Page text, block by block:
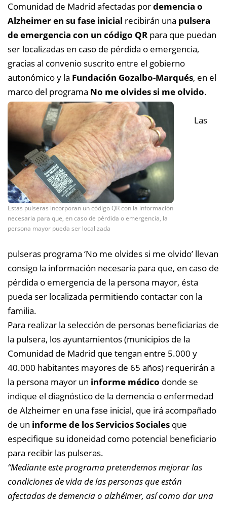
Comunidad de Madrid afectadas pordemencia o
Alzheimer en su fase inicial recibirán una pulsera
de emergencia con un código QR para que puedan
ser localizadas en caso de pérdida o emergencia,
gracias al convenio suscrito entre el gobierno
autonómico y la Fundación Gozalbo-Marqués, en el
marco del programa No me olvides si me olvido.
Estas pulseras incorporan un código QR con la información
necesaria para que, en caso de pérdida o emergencia, la
persona mayor pueda ser localizada
Las
pulseras programa ‘No me olvides si me olvido’ llevan
consigo la información necesaria para que, en caso de
pérdida o emergencia de la persona mayor, ésta
pueda ser localizada permitiendo contactar con la
familia.
Para realizar la selección de personas beneficiarias de
la pulsera, los ayuntamientos (municipios de la
Comunidad de Madrid que tengan entre 5.000 y
40.000 habitantes mayores de 65 años) requerirán a
la persona mayor un informe médico donde se
indique el diagnóstico de la demencia o enfermedad
de Alzheimer en una fase inicial, que irá acompañado
de un informe de los Servicios Sociales que
especifique su idoneidad como potencial beneficiario
para recibir las pulseras.
“Mediante este programa pretendemos mejorar las
condiciones de vida de las personas que están
afectadas de demencia o alzhéimer, así como dar una